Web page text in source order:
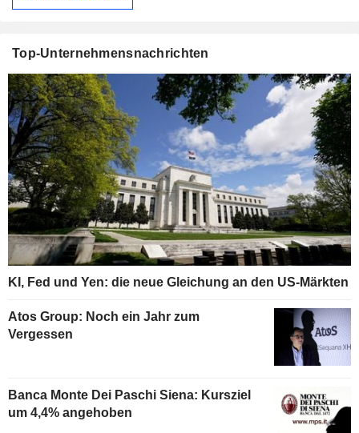
Top-Unternehmensnachrichten
KI, Fed und Yen: die neue Gleichung an den US-Märkten
Atos Group: Noch ein Jahr zum
Vergessen
Banca Monte Dei Paschi Siena: Kursziel
um 4,4% angehoben